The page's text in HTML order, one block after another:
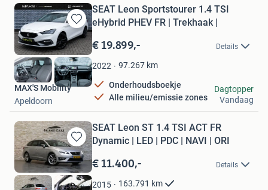
Bewaren
in
Mijn
Favorieten
SEAT Leon Sportstourer 1.4 TSI
eHybrid PHEV FR | Trekhaak |
€ 19.899,- Details
2022 97.267 km
Onderhoudsboekje
Alle milieu/emissie zones
MAX'S Mobility
Apeldoorn
Dagtopper
Vandaag
Bewaren
in
Mijn
Favorieten
SEAT Leon ST 1.4 TSI ACT FR
Dynamic | LED | PDC | NAVI | ORI
€ 11.400,- Details
2015 163.791 km